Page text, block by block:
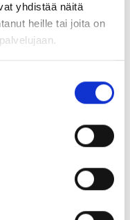
yhdistää näitä
heille tai joita on
Suomen
–